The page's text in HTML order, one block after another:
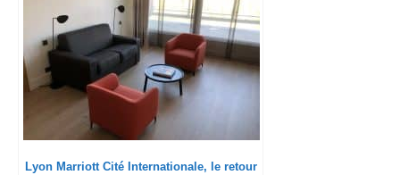
Lyon Marriott Cité Internationale, le retour